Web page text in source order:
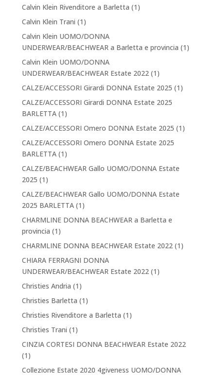
Calvin Klein Rivenditore a Barletta (1)
Calvin Klein Trani (1)
Calvin Klein UOMO/DONNA
UNDERWEAR/BEACHWEAR a Barletta e provincia (1)
Calvin Klein UOMO/DONNA
UNDERWEAR/BEACHWEAR Estate 2022(1)
CALZE/ACCESSORI Girardi DONNA Estate 2025 (1)
CALZE/ACCESSORI Girardi DONNA Estate 2025
BARLETTA(1)
CALZE/ACCESSORI Omero DONNA Estate 2025 (1)
CALZE/ACCESSORI Omero DONNA Estate 2025
BARLETTA(1)
CALZE/BEACHWEAR Gallo UOMO/DONNA Estate
2025 (1)
CALZE/BEACHWEAR Gallo UOMO/DONNA Estate
2025 BARLETTA(1)
CHARMLINE DONNA BEACHWEAR a Barletta e
provincia (1)
CHARMLINE DONNA BEACHWEAR Estate 2022(1)
CHIARA FERRAGNI DONNA
UNDERWEAR/BEACHWEAR Estate 2022(1)
Christies Andria (1)
Christies Barletta (1)
Christies Rivenditore a Barletta (1)
Christies Trani (1)
CINZIA CORTESI DONNA BEACHWEAR Estate 2022
(1)
Collezione Estate 2020 4giveness UOMO/DONNA